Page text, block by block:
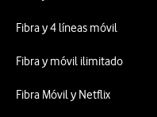
Fibra y 4 líneas móvil
Fibra y móvil ilimitado
Fibra Móvil y Netflix